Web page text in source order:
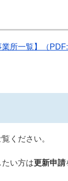
所一覧】 （
ください。
い方は更新申請